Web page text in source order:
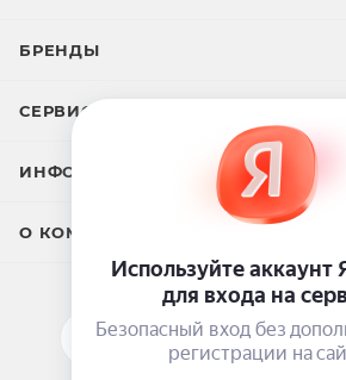
БРЕНДЫ
СЕРВИС И ПОДДЕРЖКА
ИНФОРМАЦИЯ
О КОМПАНИИ
ПОДПИСАТЬСЯ НА РАССЫЛКУ